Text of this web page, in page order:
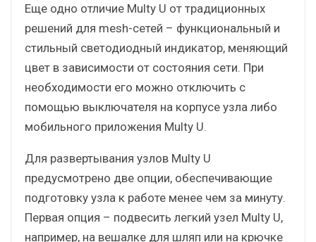
Еще одно отличие Multy U от традиционных
решений для mesh-сетей – функциональный и
стильный светодиодный индикатор, меняющий
цвет в зависимости от состояния сети. При
необходимости его можно отключить с
помощью выключателя на корпусе узла либо
мобильного приложения Multy U.
Для развертывания узлов Multy U
предусмотрено две опции, обеспечивающие
подготовку узла к работе менее чем за минуту.
Первая опция – подвесить легкий узел Multy U,
например, на вешалке для шляп или на крючке